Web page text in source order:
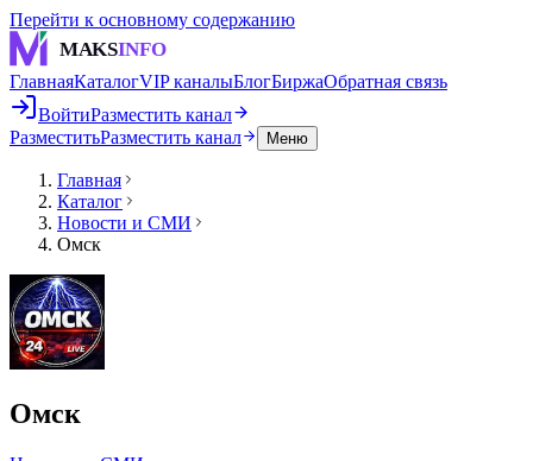
Перейти к основному содержанию
MAKSINFO
ГлавнаяКаталогVIP каналыБлогБиржаОбратная связь
ВойтиРазместить канал
РазместитьРазместить канал Меню
Главная
Каталог
Новости и СМИ
Омск
Омск